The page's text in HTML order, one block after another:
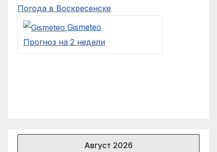
Погода в Воскресенске
Gismeteo
Прогноз на 2 недели
Август 2026